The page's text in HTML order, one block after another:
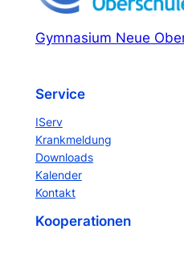
Gymnasium Neue
Service
IServ
Krankmeldung
Downloads
Kalender
Kontakt
Kooperationen